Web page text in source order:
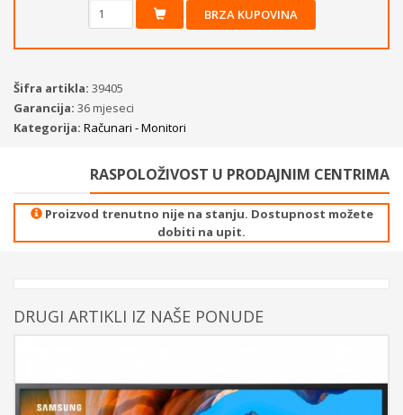
BRZA KUPOVINA
Šifra artikla: 39405
Garancija: 36 mjeseci
Kategorija: Računari - Monitori
RASPOLOŽIVOST U PRODAJNIM CENTRIMA
Proizvod trenutno nije na stanju. Dostupnost možete
dobiti na upit.
DRUGI ARTIKLI IZ NAŠE PONUDE